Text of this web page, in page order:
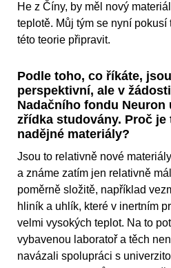
He z Číny, by měl nový
teplotě. Můj tým se nyní
této teorie připravit.
Podle toho, co říkáte,
perspektivní, ale v
Nadačního fondu Neuron
zřídka studovány. Proč je
nadějné materiály?
Jsou to relativně nové
a známe zatím jen relativně
poměrně složitě, například
hliník a uhlík, které v inertním
velmi vysokých teplot. Na to
vybavenou laboratoř a těch
navázali spolupráci s